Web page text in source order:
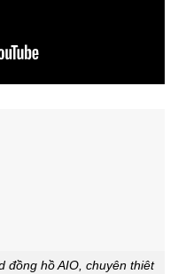
đồng hồ AIO, chuyên thiêt